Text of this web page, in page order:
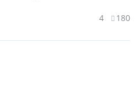
4 180